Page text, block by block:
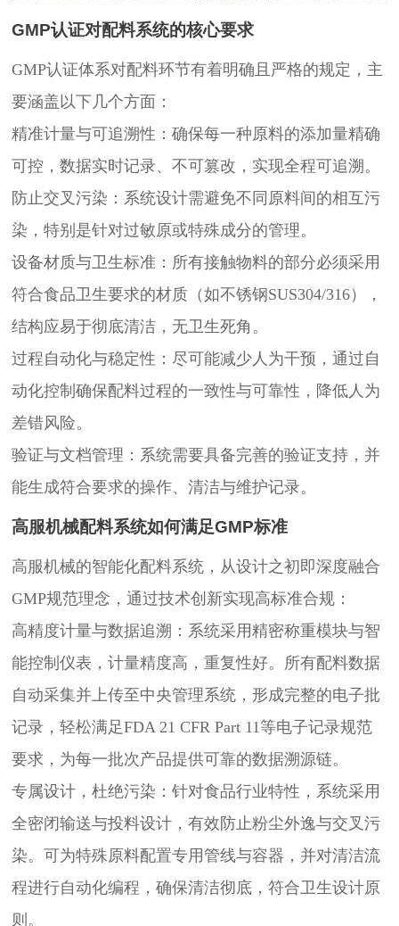
GMP认证对配料系统的核心要求
GMP认证体系对配料环节有着明确且严格的规定，主
要涵盖以下几个方面：
精准计量与可追溯性：确保每一种原料的添加量精确
可控，数据实时记录、不可篡改，实现全程可追溯。
防止交叉污染：系统设计需避免不同原料间的相互污
染，特别是针对过敏原或特殊成分的管理。
设备材质与卫生标准：所有接触物料的部分必须采用
符合食品卫生要求的材质（如不锈钢SUS304/316），
结构应易于彻底清洁，无卫生死角。
过程自动化与稳定性：尽可能减少人为干预，通过自
动化控制确保配料过程的一致性与可靠性，降低人为
差错风险。
验证与文档管理：系统需要具备完善的验证支持，并
能生成符合要求的操作、清洁与维护记录。
高服机械配料系统如何满足GMP标准
高服机械的智能化配料系统，从设计之初即深度融合
GMP规范理念，通过技术创新实现高标准合规：
高精度计量与数据追溯：系统采用精密称重模块与智
能控制仪表，计量精度高，重复性好。所有配料数据
自动采集并上传至中央管理系统，形成完整的电子批
记录，轻松满足FDA 21 CFR Part 11等电子记录规范
要求，为每一批次产品提供可靠的数据溯源链。
专属设计，杜绝污染：针对食品行业特性，系统采用
全密闭输送与投料设计，有效防止粉尘外逸与交叉污
染。可为特殊原料配置专用管线与容器，并对清洁流
程进行自动化编程，确保清洁彻底，符合卫生设计原
则。